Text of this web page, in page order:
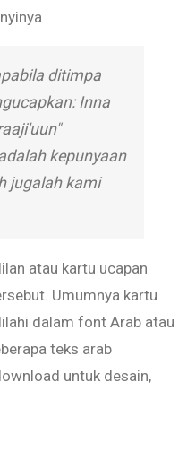
ditimpa
Inna
kepunyaan
jugalah kami
atau kartu ucapan
Umumnya kartu
dalam font Arab atau
teks arab
untuk desain,